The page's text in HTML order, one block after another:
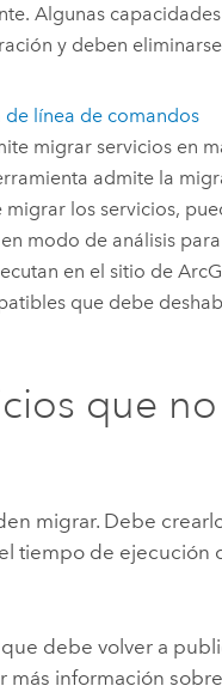
Algunas
y deben
de línea de comandos
migrar servicios en
admite la
los servicios,
en modo de análisis
en el sitio de
que debe
que
migrar. Debe
tiempo de ejecución
debe volver a
información